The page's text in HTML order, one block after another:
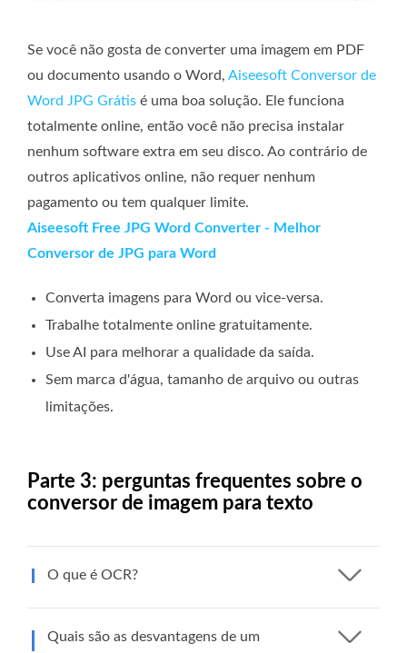
Se você não gosta de converter uma imagem em PDF
ou documento usando o Word, Aiseesoft Conversor de
Word JPG Grátis é uma boa solução. Ele funciona
totalmente online, então você não precisa instalar
nenhum software extra em seu disco. Ao contrário de
outros aplicativos online, não requer nenhum
pagamento ou tem qualquer limite.
Aiseesoft Free JPG Word Converter - Melhor
Conversor de JPG para Word
Converta imagens para Word ou vice-versa.
Trabalhe totalmente online gratuitamente.
Use AI para melhorar a qualidade da saída.
Sem marca d'água, tamanho de arquivo ou outras
limitações.
Parte 3: perguntas frequentes sobre o
conversor de imagem para texto
O que é OCR?
Quais são as desvantagens de um